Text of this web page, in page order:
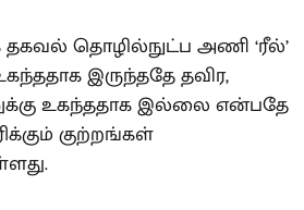
தொழில்நுட்ப அணி ‘ரீல்’
இருந்ததே தவிர,
உகந்ததாக இல்லை என்பதே
குற்றங்கள்